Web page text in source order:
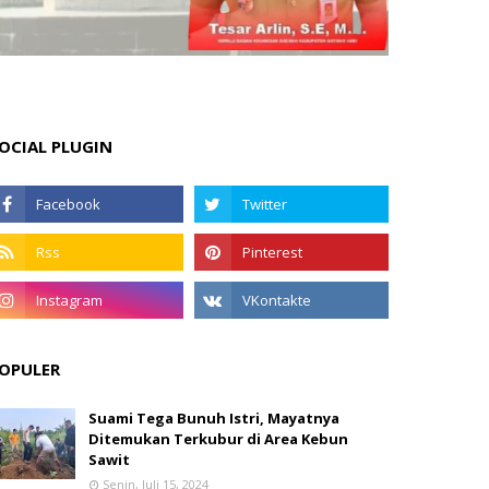
PLUGIN
Suami Tega Bunuh Istri, Mayatnya
Ditemukan Terkubur di Area Kebun
Sawit
Senin, Juli 15, 2024